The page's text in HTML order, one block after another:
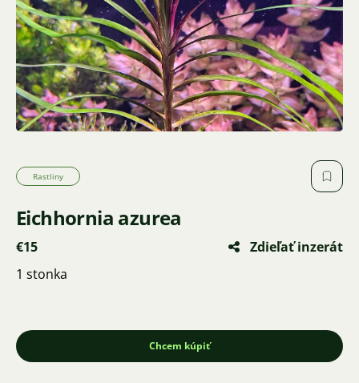
Rastliny
Eichhornia azurea
€15
Zdieľať inzerát
1 stonka
Chcem kúpiť